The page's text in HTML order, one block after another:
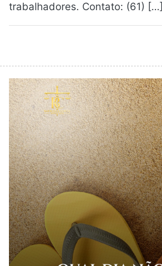
trabalhadores. Contato: (61) […]